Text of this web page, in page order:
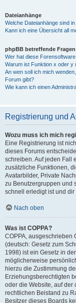
Dateianhänge
Welche Dateianhänge sind
Kann ich eine Übersicht all
phpBB betreffende Fragen
Wer hat diese
Warum ist Funktion x oder y
An wen soll ich mich
Forum gibt?
Wie kann ich einen
Registrierung und
Wozu muss ich mich
Eine Registrierung ist
dieses Forums
schreiben. Auf jeden Fall
zusätzliche Funktionen,
Avatarbilder, Private
zu Benutzergruppen und
schnell erledigt ist und dir
Nach oben
Was ist COPPA?
COPPA, ausgeschrieben
(deutsch: Gesetz zum
1998) ist ein Gesetz in
möglicherweise
hierzu die Zustimmung
Erziehungsberechtigten
oder die Website, auf der
rechtlichen Beistand zu
Besitzer dieses Boards